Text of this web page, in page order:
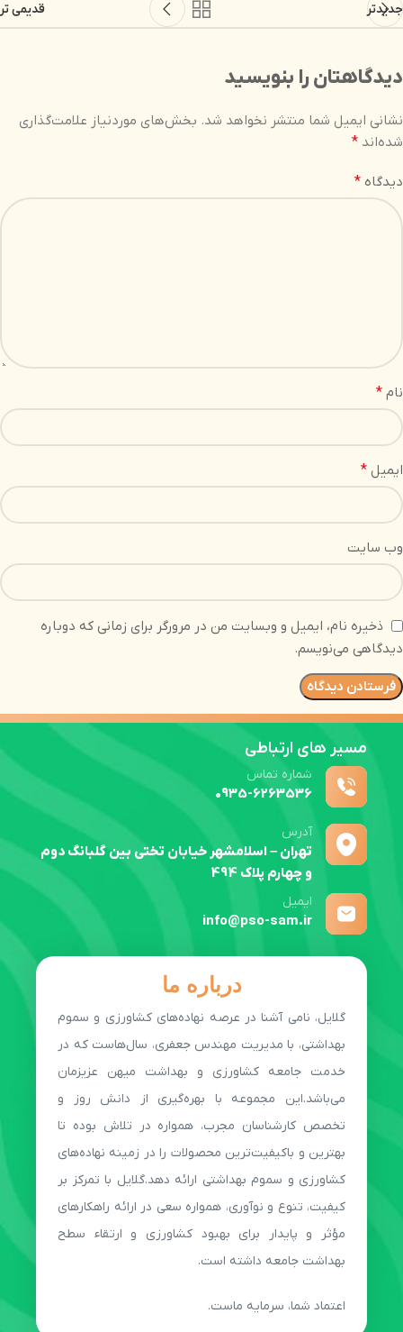
جدیدتر قدیمی تر
دیدگاهتان را بنویسید
نشانی ایمیل شما منتشر نخواهد شد. بخش‌های موردنیاز علامت‌گذاری
شده‌اند *
دیدگاه *
نام *
ایمیل *
وب‌ سایت
ذخیره نام، ایمیل و وبسایت من در مرورگر برای زمانی که دوباره
دیدگاهی می‌نویسم.
درباره ما
گلایل، نامی آشنا در عرصه نهاده‌های کشاورزی و سموم
بهداشتی، با مدیریت مهندس جعفری، سال‌هاست که در
خدمت جامعه کشاورزی و بهداشت میهن عزیزمان
می‌باشد.این مجموعه با بهره‌گیری از دانش روز و
تخصص کارشناسان مجرب، همواره در تلاش بوده تا
بهترین و باکیفیت‌ترین محصولات را در زمینه نهاده‌های
کشاورزی و سموم بهداشتی ارائه دهد.گلایل با تمرکز بر
کیفیت، تنوع و نوآوری، همواره سعی در ارائه راهکارهای
مؤثر و پایدار برای بهبود کشاورزی و ارتقاء سطح
بهداشت جامعه داشته است.
اعتماد شما، سرمایه ماست.
مسیر های ارتباطی
شماره تماس
0935-6263536
آدرس
تهران – اسلامشهر خیابان تختی بین گلبانگ دوم
و چهارم پلاک 494
ایمیل
info@pso-sam.ir